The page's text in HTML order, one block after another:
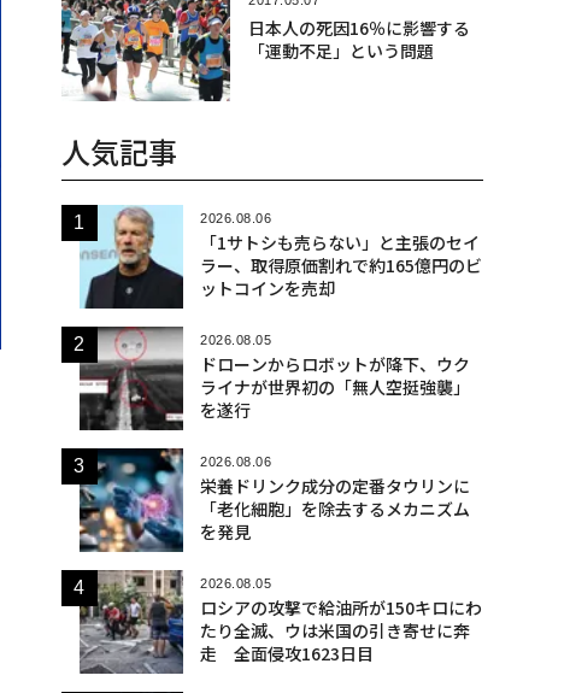
日本人の死因16％に影響する
「運動不足」という問題
人気記事
2026.08.06
「1サトシも売らない」と主張のセイ
ラー、取得原価割れで約165億円のビ
ットコインを売却
2026.08.05
ドローンからロボットが降下、ウク
ライナが世界初の「無人空挺強襲」
を遂行
2026.08.06
栄養ドリンク成分の定番タウリンに
「老化細胞」を除去するメカニズム
を発見
2026.08.05
ロシアの攻撃で給油所が150キロにわ
たり全滅、ウは米国の引き寄せに奔
走 全面侵攻1623日目